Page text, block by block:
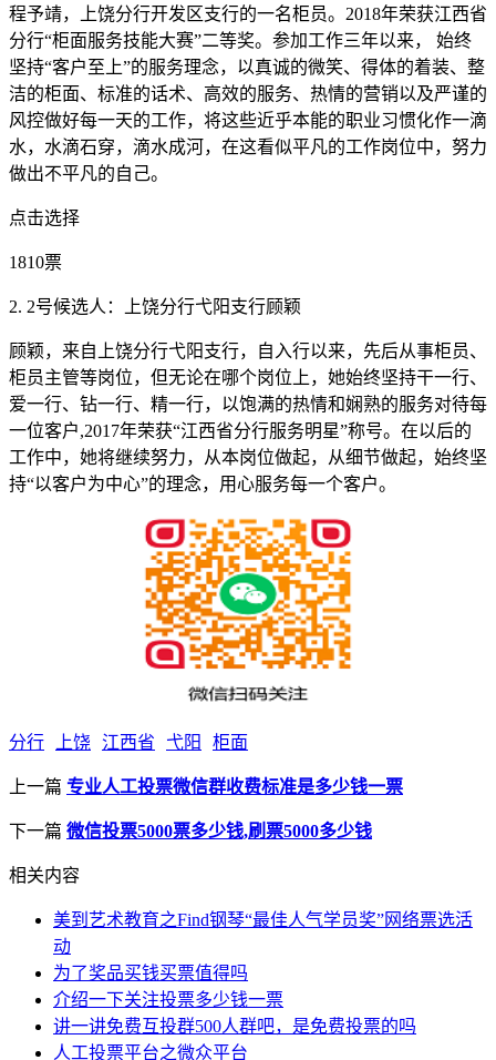
程予靖，上饶分行开发区支行的一名柜员。2018年荣获江西省
分行“柜面服务技能大赛”二等奖。参加工作三年以来， 始终
坚持“客户至上”的服务理念，以真诚的微笑、得体的着装、整
洁的柜面、标准的话术、高效的服务、热情的营销以及严谨的
风控做好每一天的工作，将这些近乎本能的职业习惯化作一滴
水，水滴石穿，滴水成河，在这看似平凡的工作岗位中，努力
做出不平凡的自己。
点击选择
1810票
2. 2号候选人：上饶分行弋阳支行顾颖
顾颖，来自上饶分行弋阳支行，自入行以来，先后从事柜员、
柜员主管等岗位，但无论在哪个岗位上，她始终坚持干一行、
爱一行、钻一行、精一行，以饱满的热情和娴熟的服务对待每
一位客户,2017年荣获“江西省分行服务明星”称号。在以后的
工作中，她将继续努力，从本岗位做起，从细节做起，始终坚
持“以客户为中心”的理念，用心服务每一个客户。
分行 上饶 江西省 弋阳 柜面
上一篇 专业人工投票微信群收费标准是多少钱一票
下一篇 微信投票5000票多少钱,刷票5000多少钱
相关内容
美到艺术教育之Find钢琴“最佳人气学员奖”网络票选活
动
为了奖品买钱买票值得吗
介绍一下关注投票多少钱一票
讲一讲免费互投群500人群吧，是免费投票的吗
人工投票平台之微众平台